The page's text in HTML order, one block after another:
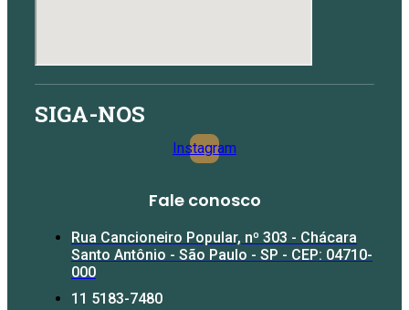
SIGA-NOS
Instagram
Fale conosco​
Rua Cancioneiro Popular, nº 303 - Chácara
Santo Antônio - São Paulo - SP - CEP: 04710-
000
11 5183-7480